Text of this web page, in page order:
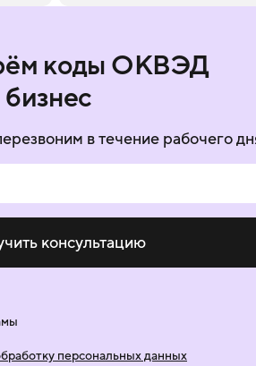
коды ОКВЭД
в течение рабочего
консультацию
персональных данных